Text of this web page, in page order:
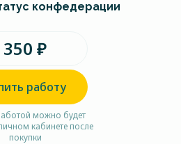
конфедерации
350 ₽
работу
можно будет
кабинете после
покупки